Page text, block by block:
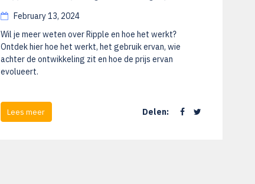
February 13, 2024
Wil je meer weten over Ripple en hoe het werkt?
Ontdek hier hoe het werkt, het gebruik ervan, wie
achter de ontwikkeling zit en hoe de prijs ervan
evolueert.
Lees meer Delen: